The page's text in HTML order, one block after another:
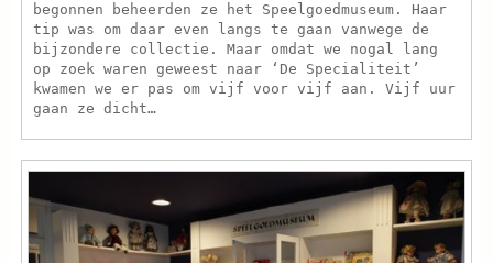
begonnen beheerden ze het Speelgoedmuseum. Haar
tip was om daar even langs te gaan vanwege de
bijzondere collectie. Maar omdat we nogal lang
op zoek waren geweest naar ‘De Specialiteit’
kwamen we er pas om vijf voor vijf aan. Vijf uur
gaan ze dicht…